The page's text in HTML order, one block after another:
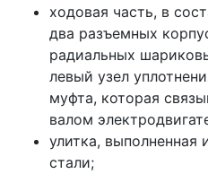
ходовая часть, в
два разъемных
радиальных
левый узел
муфта, которая
валом
улитка, выполненная
стали;